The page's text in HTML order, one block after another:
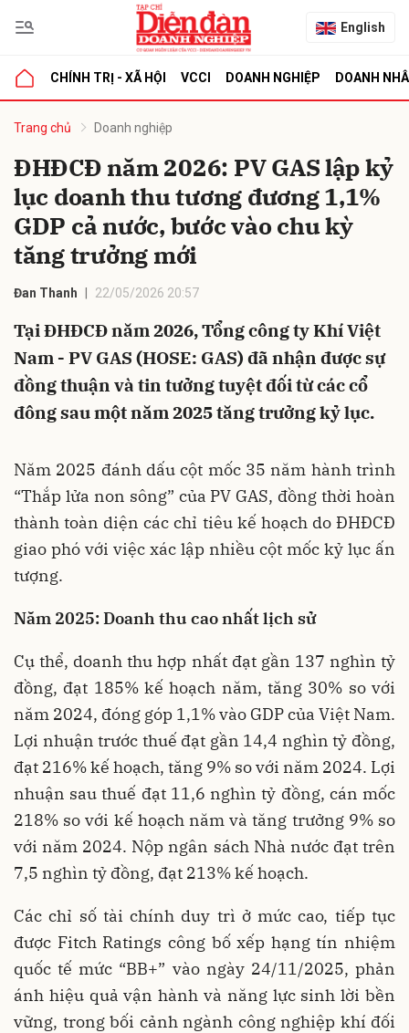
English
CHÍNH TRỊ - XÃ HỘI VCCI DOANH NGHIỆP DOANH
Trang chủ Doanh nghiệp
ĐHĐCĐ năm 2026: PV GAS lập kỷ
lục doanh thu tương đương 1,1%
GDP cả nước, bước vào chu kỳ
tăng trưởng mới
Đan Thanh 22/05/2026 20:57
Tại ĐHĐCĐ năm 2026, Tổng công ty Khí Việt
Nam - PV GAS (HOSE: GAS) đã nhận được sự
đồng thuận và tin tưởng tuyệt đối từ các cổ
đông sau một năm 2025 tăng trưởng kỷ lục.
Năm 2025 đánh dấu cột mốc 35 năm hành trình
“Thắp lửa non sông” của PV GAS, đồng thời hoàn
thành toàn diện các chỉ tiêu kế hoạch do ĐHĐCĐ
giao phó với việc xác lập nhiều cột mốc kỷ lục ấn
tượng.
Năm 2025:Doanh thu cao nhất lịch sử
Cụ thể, doanh thu hợp nhất đạt gần 137 nghìn tỷ
đồng, đạt 185% kế hoạch năm, tăng 30% so với
năm 2024, đóng góp 1,1% vào GDP của Việt Nam.
Lợi nhuận trước thuế đạt gần 14,4 nghìn tỷ đồng,
đạt 216% kế hoạch, tăng 9% so với năm 2024. Lợi
nhuận sau thuế đạt 11,6 nghìn tỷ đồng, cán mốc
218% so với kế hoạch năm và tăng trưởng 9% so
với năm 2024. Nộp ngân sách Nhà nước đạt trên
7,5 nghìn tỷ đồng, đạt 213% kế hoạch.
Các chỉ số tài chính duy trì ở mức cao, tiếp tục
được Fitch Ratings công bố xếp hạng tín nhiệm
quốc tế mức “BB+” vào ngày 24/11/2025, phản
ánh hiệu quả vận hành và năng lực sinh lời bền
vững, trong bối cảnh ngành công nghiệp khí đối
luận